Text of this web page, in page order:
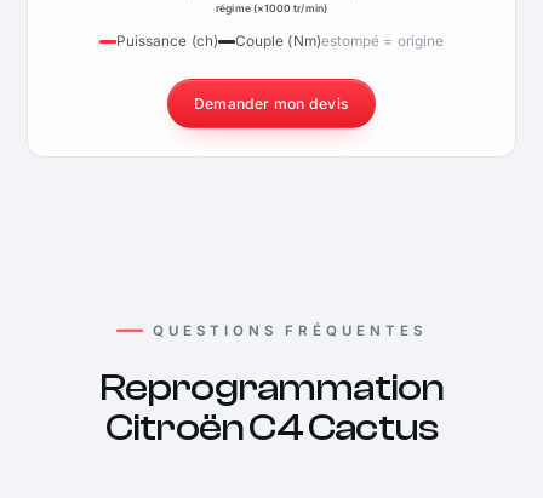
régime (×1000 tr/min)
Puissance (ch) Couple (Nm)estompé = origine
Demander mon devis
QUESTIONS FRÉQUENTES
Reprogrammation
Citroën C4 Cactus